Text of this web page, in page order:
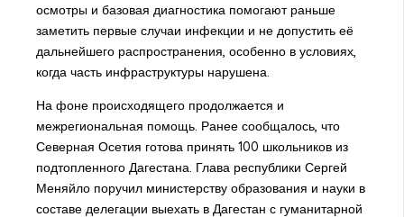
осмотры и базовая диагностика помогают раньше
заметить первые случаи инфекции и не допустить её
дальнейшего распространения, особенно в условиях,
когда часть инфраструктуры нарушена.
На фоне происходящего продолжается и
межрегиональная помощь. Ранее сообщалось, что
Северная Осетия готова принять 100 школьников из
подтопленного Дагестана. Глава республики Сергей
Меняйло поручил министерству образования и науки в
составе делегации выехать в Дагестан с гуманитарной